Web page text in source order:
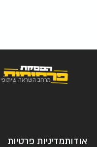
מרחב השראה שיתופי
אודותמדיניות פרטיות